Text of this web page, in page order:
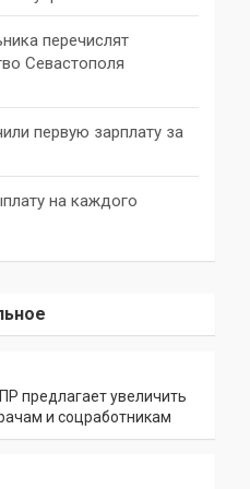
перечислят
Севастополя
первую зарплату за
на каждого
предлагает увеличить
и соцработникам